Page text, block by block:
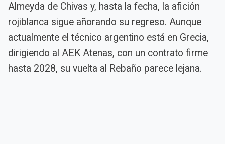
Almeyda de Chivas y, hasta la fecha, la afición
rojiblanca sigue añorando su regreso. Aunque
actualmente el técnico argentino está en Grecia,
dirigiendo al AEK Atenas, con un contrato firme
hasta 2028, su vuelta al Rebaño parece lejana.